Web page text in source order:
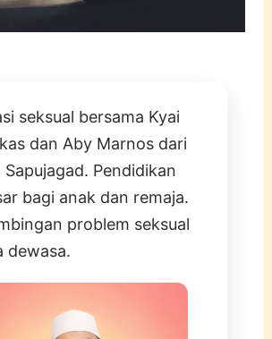
seksual bersama Kyai
dan Aby Marnos dari
Sapujagad. Pendidikan
bagi anak dan remaja.
problem seksual
dewasa.